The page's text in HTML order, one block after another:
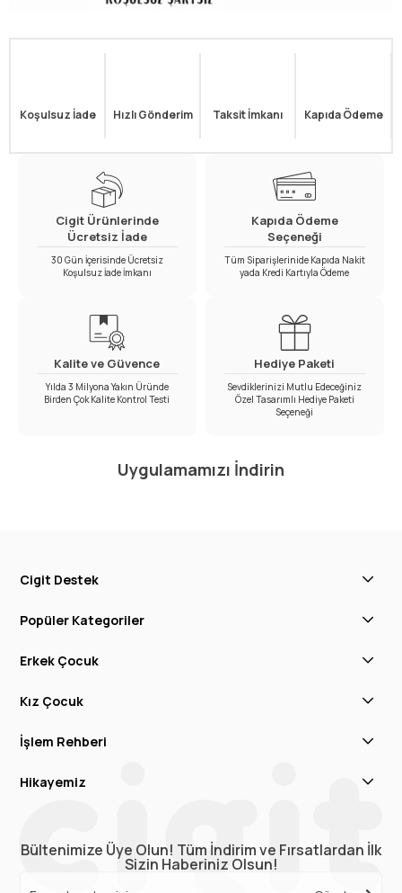
Koşulsuz İade Hızlı Gönderim Taksit İmkanı Kapıda Ödeme
Cigit Ürünlerinde
Ücretsiz İade
30 Gün İçerisinde Ücretsiz
Koşulsuz İade İmkanı
Kapıda Ödeme
Seçeneği
Tüm Siparişlerinide Kapıda Nakit
yada Kredi Kartıyla Ödeme
Kalite ve Güvence
Yılda 3 Milyona Yakın Üründe
Birden Çok Kalite Kontrol Testi
Hediye Paketi
Sevdiklerinizi Mutlu Edeceğiniz
Özel Tasarımlı Hediye Paketi
Seçeneği
Uygulamamızı İndirin
Cigit Destek
Popüler Kategoriler
Erkek Çocuk
Kız Çocuk
İşlem Rehberi
Hikayemiz
Bültenimize Üye Olun! Tüm İndirim ve Fırsatlardan İlk
Sizin Haberiniz Olsun!